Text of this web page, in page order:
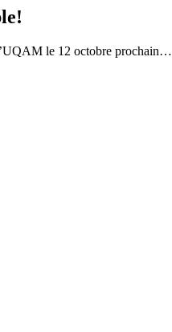
le 12 octobre prochain…